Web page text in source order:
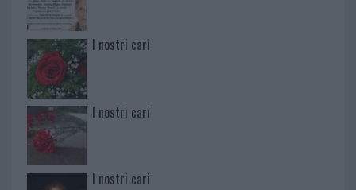
I nostri cari
I nostri cari
I nostri cari